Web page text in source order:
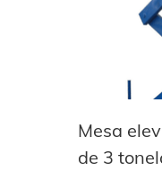
Mesa
de 3